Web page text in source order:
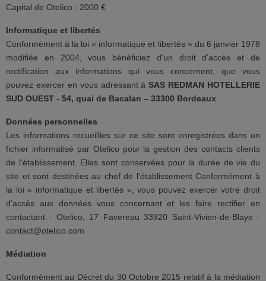
Capital de Otelico : 2000 €
Informatique et libertés
Conformément à la loi « informatique et libertés » du 6 janvier 1978
modifiée en 2004, vous bénéficiez d'un droit d'accès et de
rectification aux informations qui vous concernent, que vous
pouvez exercer en vous adressant àSAS REDMAN HOTELLERIE
SUD OUEST - 54, quai de Bacalan – 33300 Bordeaux
Données personnelles
Les informations recueillies sur ce site sont enregistrées dans un
fichier informatisé par Otelico pour la gestion des contacts clients
de l'établissement. Elles sont conservées pour la durée de vie du
site et sont destinées au chef de l'établissement Conformément à
la loi « informatique et libertés », vous pouvez exercer votre droit
d'accès aux données vous concernant et les faire rectifier en
contactant : Otelico, 17 Favereau 33920 Saint-Vivien-de-Blaye -
contact@otelico.com
Médiation
Conformément au Décret du 30 Octobre 2015 relatif à la médiation